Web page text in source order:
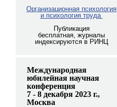
Организационная психология
и психология труда
Публикация
бесплатная, журналы
индексируются в РИНЦ
Международная
юбилейная научная
конференция
7 - 8 декабря 2023 г.,
Москва